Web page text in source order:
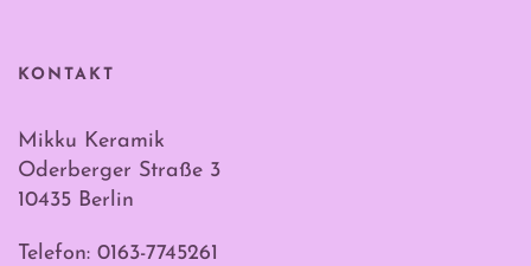
KONTAKT
Mikku Keramik
Oderberger Straße 3
10435 Berlin
Telefon: 0163-7745261